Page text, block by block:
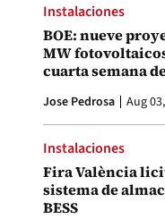
Instalaciones
BOE: nueve
MW fotovoltaicos
cuarta semana
Jose Pedrosa Aug
Instalaciones
Fira València
sistema de
BESS